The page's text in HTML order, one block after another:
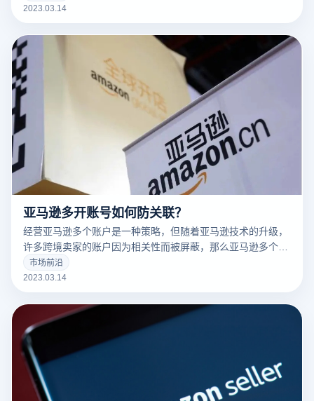
2023.03.14
亚马逊多开账号如何防关联？
经营亚马逊多个账户是一种策略，但随着亚马逊技术的升级，
许多跨境卖家的账户因为相关性而被屏蔽，那么亚马逊多个账
户和多个商店的卖家如何防止相关性呢？有什么好的防关联方
法？
市场前沿
2023.03.14